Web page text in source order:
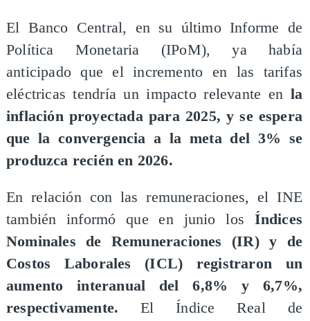
El Banco Central, en su último Informe de
Política Monetaria (IPoM), ya había
anticipado que el incremento en las tarifas
eléctricas tendría un impacto relevante en la
inflación proyectada para 2025, y se espera
que la convergencia a la meta del 3% se
produzca recién en 2026.
En relación con las remuneraciones, el INE
también informó que en junio los Índices
Nominales de Remuneraciones (IR) y de
Costos Laborales (ICL) registraron un
aumento interanual del 6,8% y 6,7%,
respectivamente. El Índice Real de